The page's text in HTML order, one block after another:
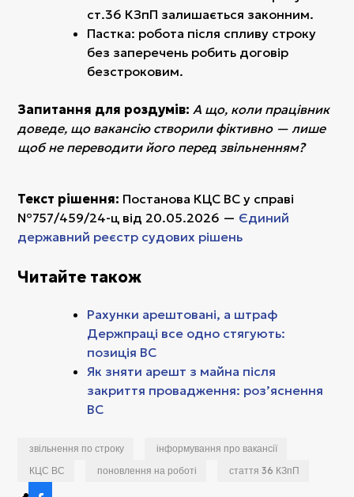
ст.36 КЗпП залишається законним.
Пастка: робота після спливу строку
без заперечень робить договір
безстроковим.
Запитання для роздумів: А що, коли працівник
доведе, що вакансію створили фіктивно — лише
щоб не переводити його перед звільненням?
Текст рішення: Постанова КЦС ВС у справі
№757/459/24-ц від 20.05.2026 — Єдиний
державний реєстр судових рішень
Читайте також
Рахунки арештовані, а штраф
Держпраці все одно стягують:
позиція ВС
Як зняти арешт з майна після
закриття провадження: роз’яснення
ВС
звільнення по строку
інформування про вакансії
КЦС ВС
поновлення на роботі стаття 36 КЗпП